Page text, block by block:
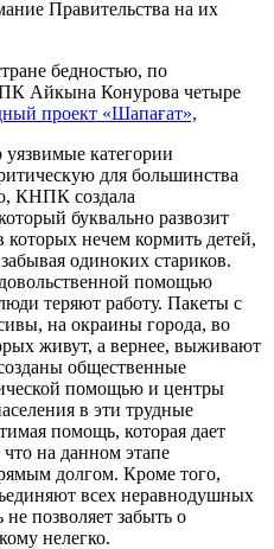
Правительства на их
бедностью, по
Айкына Конурова четыре
проект «Шапағат»,
категории
для большинства
КНПК создала
буквально развозит
нечем кормить детей,
одиноких стариков.
помощью
теряют работу. Пакеты с
на окраины города, во
живут, а вернее, выживают
общественные
помощью и центры
в эти трудные
помощь, которая дает
на данном этапе
долгом. Кроме того,
всех неравнодушных
позволяет забыть о
нелегко.